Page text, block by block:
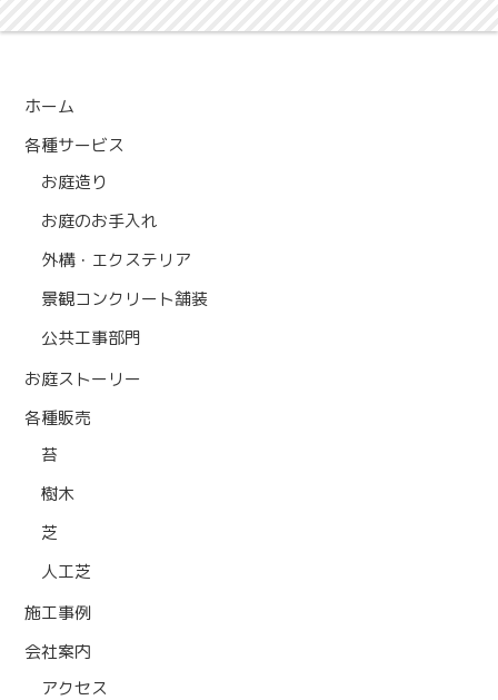
ホーム
各種サービス
お庭造り
お庭のお手入れ
外構・エクステリア
景観コンクリート舗装
公共工事部門
お庭ストーリー
各種販売
苔
樹木
芝
人工芝
施工事例
会社案内
アクセス